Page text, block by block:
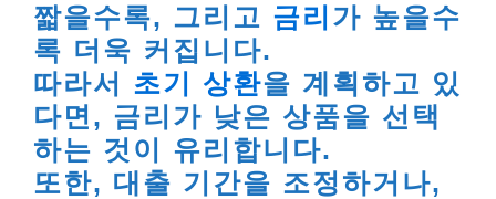
짧을수록, 그리고 금리 가 높을수
록 더욱 커집니다.
따라서 초기 상환을 계획하고 있
다면, 금리가 낮은 상품을 선택
하는 것이 유리합니다.
또한, 대출 기간을 조정하거나,